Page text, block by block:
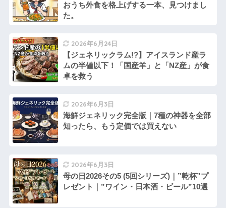
おうち外食を格上げする一本、見つけまし
た。
2026年6月24日
【ジェネリックラム!?】アイスランド産ラ
ムの半値以下！「国産羊」と「NZ産」が食
卓を救う
2026年6月3日
海鮮ジェネリック完全版｜7種の神器を全部
知ったら、もう定価では買えない
2026年6月3日
母の日2026その5 (5回シリーズ)｜”乾杯”プ
レゼント｜”ワイン・日本酒・ビール”10選